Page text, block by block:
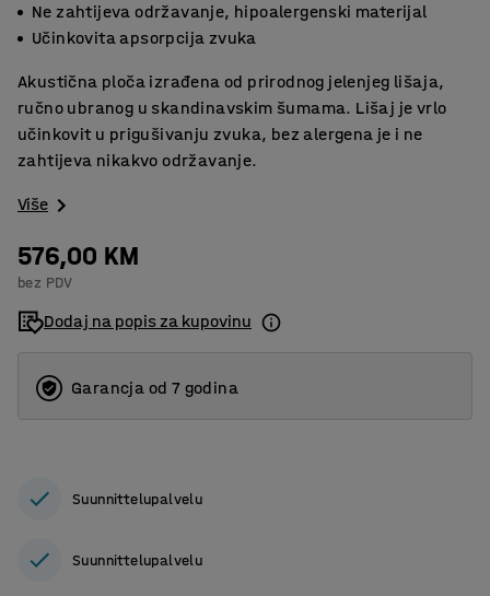
Ne zahtijeva održavanje, hipoalergenski materijal
Učinkovita apsorpcija zvuka
Akustična ploča izrađena od prirodnog jelenjeg lišaja,
ručno ubranog u skandinavskim šumama. Lišaj je vrlo
učinkovit u prigušivanju zvuka, bez alergena je i ne
zahtijeva nikakvo održavanje.
Više
576,00 KM
bez PDV
Dodaj na popis za kupovinu
Garancja od 7 godina
Suunnittelupalvelu
Suunnittelupalvelu